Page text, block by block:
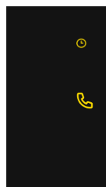
содержимому